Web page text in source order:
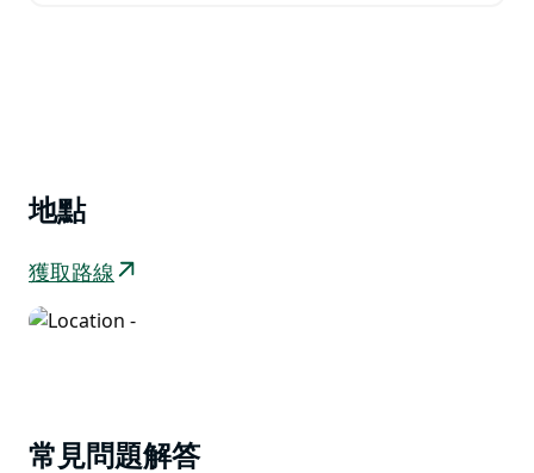
地點
獲取路線
常見問題解答